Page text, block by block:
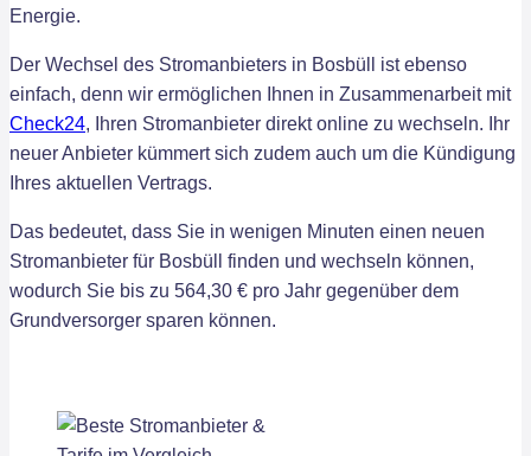
Energie.
Der Wechsel des Stromanbieters in Bosbüll ist ebenso
einfach, denn wir ermöglichen Ihnen in Zusammenarbeit mit
Check24, Ihren Stromanbieter direkt online zu wechseln. Ihr
neuer Anbieter kümmert sich zudem auch um die Kündigung
Ihres aktuellen Vertrags.
Das bedeutet, dass Sie in wenigen Minuten einen neuen
Stromanbieter für Bosbüll finden und wechseln können,
wodurch Sie bis zu 564,30 € pro Jahr gegenüber dem
Grundversorger sparen können.